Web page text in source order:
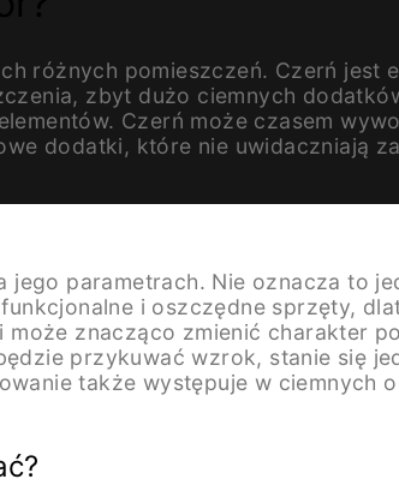
różnych pomieszczeń. Czerń jest
zbyt dużo ciemnych
Czerń może czasem
dodatki, które nie uwidaczniają
parametrach. Nie oznacza to
i oszczędne sprzęty,
znacząco zmienić charakter
przykuwać wzrok, stanie się
także występuje w ciemnych